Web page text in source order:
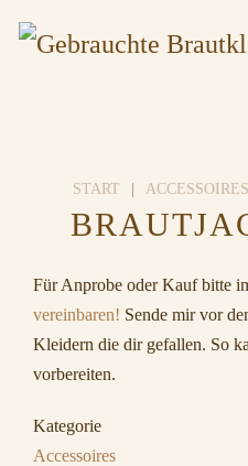
START ACCESSOIRES
Für Anprobe oder Kauf bitte
vereinbaren! Sende mir vor
Kleidern die dir gefallen. So
vorbereiten.
Kategorie
Accessoires